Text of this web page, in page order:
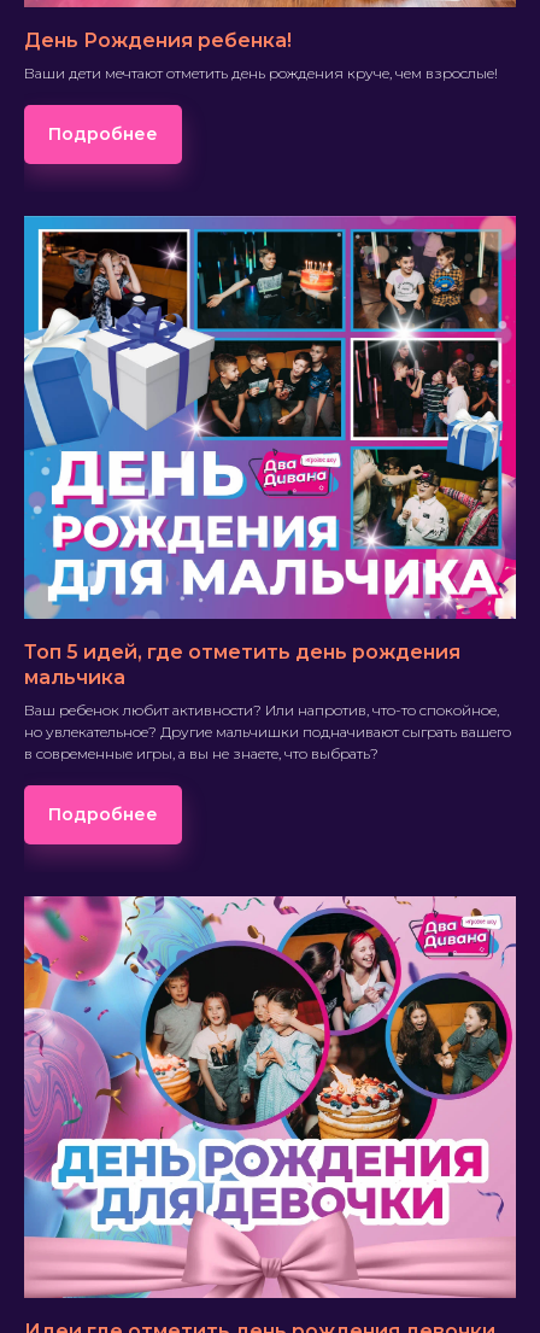
День Рождения ребенка!
Ваши дети мечтают отметить день рождения круче, чем взрослые!
Подробнее
Топ 5 идей, где отметить день рождения
мальчика
Ваш ребенок любит активности? Или напротив, что-то спокойное,
но увлекательное? Другие мальчишки подначивают сыграть вашего
в современные игры, а вы не знаете, что выбрать?
Подробнее